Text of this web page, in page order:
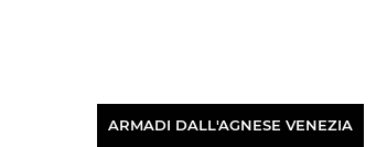
ARMADI DALL'AGNESE VENEZIA